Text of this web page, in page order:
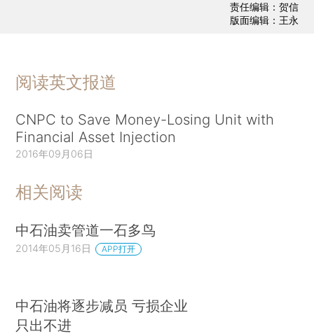
责任编辑：贺信
版面编辑：王永
阅读英文报道
CNPC to Save Money-Losing Unit with
Financial Asset Injection
2016年09月06日
相关阅读
中石油卖管道一石多鸟
2014年05月16日 APP打开
中石油将逐步减员 亏损企业
只出不进